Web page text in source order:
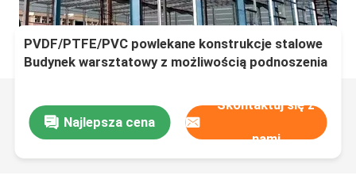
PVDF/PTFE/PVC powlekane konstrukcje stalowe
Budynek warsztatowy z możliwością podnoszenia
Najlepsza cena
Skontaktuj się z
nami